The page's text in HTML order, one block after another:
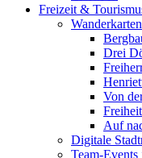
Freizeit &
Wanderkarten
Drei
Von
Freiheit
Auf
Digitale
Team-